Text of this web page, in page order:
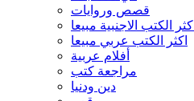
قصص وروايات
اكثر الكتب الاجنبية مبيعا
اكثر الكتب عربي مبيعا
أفلام عربية
مراجعة كتب
دين ودنيا